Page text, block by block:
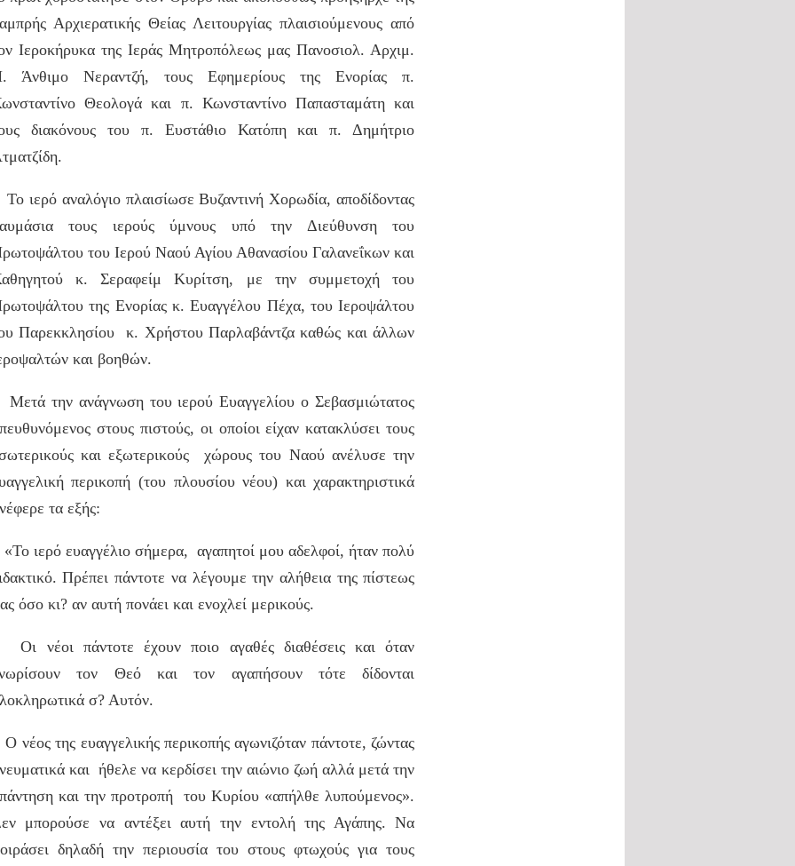
Αρχιερατικής Θείας Λειτουργίας πλαισιούμενους από
Ιεροκήρυκα της Ιεράς Μητροπόλεως μας Πανοσιολ. Αρχιμ.
Άνθιμο Νεραντζή, τους Εφημερίους της Ενορίας π.
Θεολογά και π. Κωνσταντίνο Παπασταμάτη και
διακόνους του π. Ευστάθιο Κατόπη και π. Δημήτριο
Το ιερό αναλόγιο πλαισίωσε Βυζαντινή Χορωδία, αποδίδοντας
τους ιερούς ύμνους υπό την Διεύθυνση του
του Ιερού Ναού Αγίου Αθανασίου Γαλανεΐκων και
κ. Σεραφείμ Κυρίτση, με την συμμετοχή του
της Ενορίας κ. Ευαγγέλου Πέχα, του Ιεροψάλτου
Παρεκκλησίου κ. Χρήστου Παρλαβάντζα καθώς και άλλων
και βοηθών.
Μετά την ανάγνωση του ιερού Ευαγγελίου ο Σεβασμιώτατος
στους πιστούς, οι οποίοι είχαν κατακλύσει τους
και εξωτερικούς χώρους του Ναού ανέλυσε την
περικοπή (του πλουσίου νέου) και χαρακτηριστικά
τα εξής:
«Το ιερό ευαγγέλιο σήμερα, αγαπητοί μου αδελφοί, ήταν πολύ
Πρέπει πάντοτε να λέγουμε την αλήθεια της πίστεως
όσο κι? αν αυτή πονάει και ενοχλεί μερικούς.
Οι νέοι πάντοτε έχουν ποιο αγαθές διαθέσεις και όταν
τον Θεό και τον αγαπήσουν τότε δίδονται
σ? Αυτόν.
Ο νέος της ευαγγελικής περικοπής αγωνιζόταν πάντοτε, ζώντας
και ήθελε να κερδίσει την αιώνιο ζωή αλλά μετά την
και την προτροπή του Κυρίου «απήλθε λυπούμενος».
μπορούσε να αντέξει αυτή την εντολή της Αγάπης. Να
δηλαδή την περιουσία του στους φτωχούς για τους